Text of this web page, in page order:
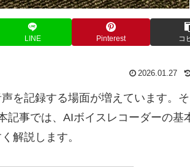
LINE Pinterest コ
2026.01.27
を記録する場面が増えています。
記事では、AIボイスレコーダーの基
解説します。